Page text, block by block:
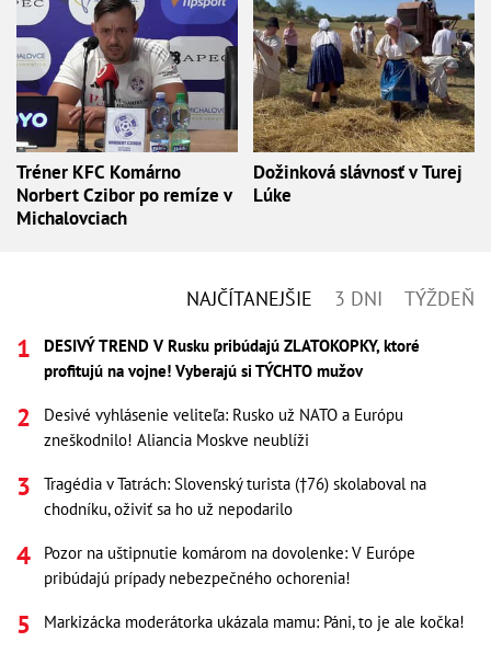
Tréner KFC Komárno
Norbert Czibor po remíze v
Michalovciach
Dožinková slávnosť v Turej
Lúke
NAJČÍTANEJŠIE 3 DNI TÝŽDEŇ
DESIVÝ TREND V Rusku pribúdajú ZLATOKOPKY, ktoré
profitujú na vojne! Vyberajú si TÝCHTO mužov
Desivé vyhlásenie veliteľa: Rusko už NATO a Európu
zneškodnilo! Aliancia Moskve neublíži
Tragédia v Tatrách: Slovenský turista (†76) skolaboval na
chodníku, oživiť sa ho už nepodarilo
Pozor na uštipnutie komárom na dovolenke: V Európe
pribúdajú prípady nebezpečného ochorenia!
Markizácka moderátorka ukázala mamu: Páni, to je ale kočka!